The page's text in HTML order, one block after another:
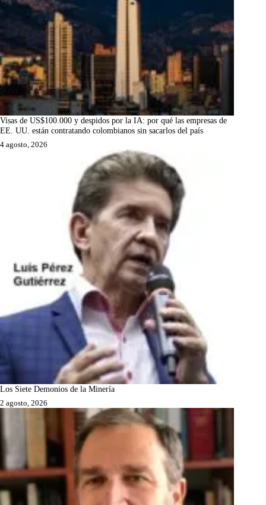
Visas de US$100.000 y despidos por la IA: por qué las empresas de
EE. UU. están contratando colombianos sin sacarlos del país
4 agosto, 2026
Los Siete Demonios de la Minería
2 agosto, 2026